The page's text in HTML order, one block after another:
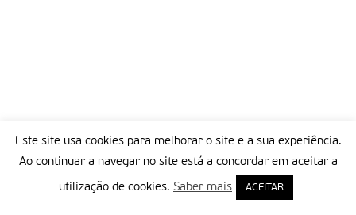
Este site usa cookies para melhorar o site e a sua experiência.
Ao continuar a navegar no site está a concordar em aceitar a
utilização de cookies. Saber mais ACEITAR